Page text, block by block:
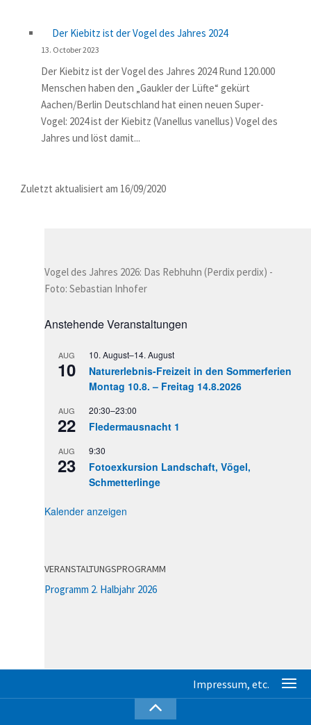
Der Kiebitz ist der Vogel des Jahres 2024
13. October 2023
Der Kiebitz ist der Vogel des Jahres 2024 Rund 120.000
Menschen haben den „Gaukler der Lüfte“ gekürt
Aachen/Berlin Deutschland hat einen neuen Super-
Vogel: 2024 ist der Kiebitz (Vanellus vanellus) Vogel des
Jahres und löst damit...
Zuletzt aktualisiert am 16/09/2020
Vogel des Jahres 2026: Das Rebhuhn (Perdix perdix) -
Foto: Sebastian Inhofer
Anstehende Veranstaltungen
AUG
10
10. August–14. August
Naturerlebnis-Freizeit in den Sommerferien
Montag 10.8. – Freitag 14.8.2026
AUG
22
20:30–23:00
Fledermausnacht 1
AUG
23
9:30
Fotoexkursion Landschaft, Vögel,
Schmetterlinge
Kalender anzeigen
VERANSTALTUNGSPROGRAMM
Programm 2. Halbjahr 2026